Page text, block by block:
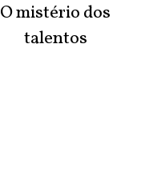
O mistério dos
talentos